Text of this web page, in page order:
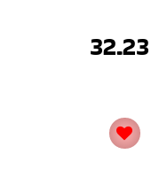
32.23